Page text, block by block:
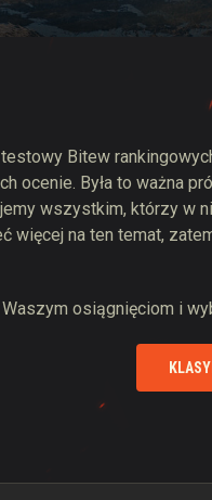
Bitew
ocenie. Była to ważna
wszystkim, którzy w
więcej na ten temat,
osiągnięciom i